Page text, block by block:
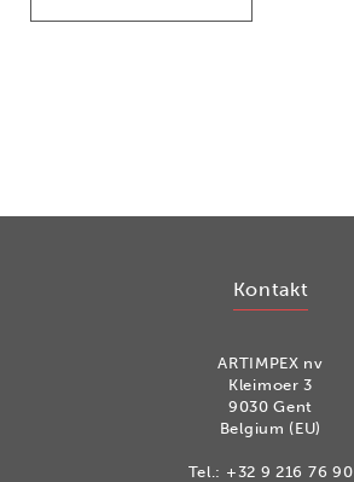
Kontakt
ARTIMPEX nv
Kleimoer 3
9030 Gent
Belgium (EU)
Tel.: +32 9 216 76 90